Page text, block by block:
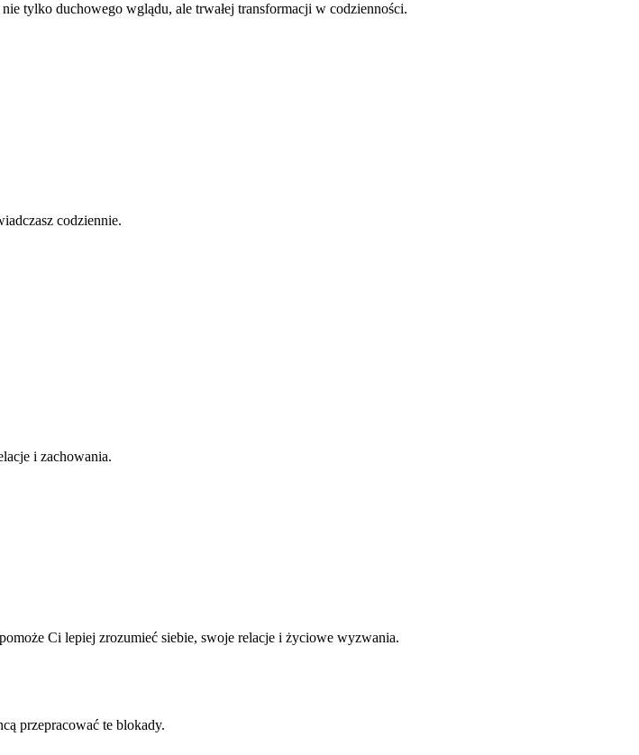
tylko duchowego wglądu, ale trwałej transformacji w codzienności.
codziennie.
i zachowania.
Ci lepiej zrozumieć siebie, swoje relacje i życiowe wyzwania.
przepracować te blokady.